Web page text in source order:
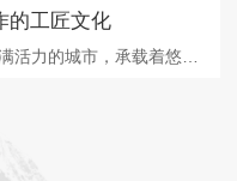
的工匠文化
西安，这座古老而充满活力的城市，承载着悠久的历史和独特的文化。在这里，有一群默默无闻却技艺..的白铁工匠，他们传承着代代相传的制作工艺，展现出一种独特的工匠精神。走近西安白铁制作的工匠文化，就像是踏入一个奇妙的时光隧道。这些工匠们凭借着手中的铁器和熟练的技艺，打造出一个又一个令人惊叹的作品。他们用心灵雕刻每一寸铁皮，赋